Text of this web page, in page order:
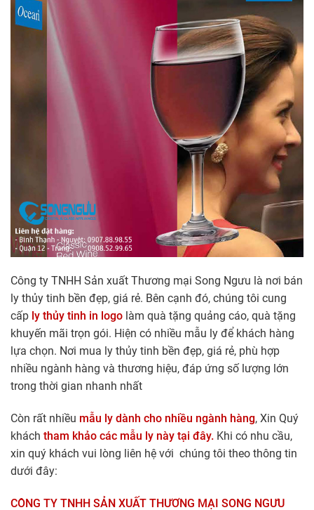
Công ty TNHH Sản xuất Thương mại Song Ngưu là nơi bán
ly thủy tinh bền đẹp, giá rẻ. Bên cạnh đó, chúng tôi cung
cấp ly thủy tinh in logo làm quà tặng quảng cáo, quà tặng
khuyến mãi trọn gói. Hiện có nhiều mẫu ly để khách hàng
lựa chọn. Nơi mua ly thủy tinh bền đẹp, giá rẻ, phù hợp
nhiều ngành hàng và thương hiệu, đáp ứng số lượng lớn
trong thời gian nhanh nhất
Còn rất nhiều mẫu ly dành cho nhiều ngành hàng, Xin Quý
khách tham khảo các mẫu ly này tại đây. Khi có nhu cầu,
xin quý khách vui lòng liên hệ với chúng tôi theo thông tin
dưới đây:
CÔNG TY TNHH SẢN XUẤT THƯƠNG MẠI SONG NGƯU